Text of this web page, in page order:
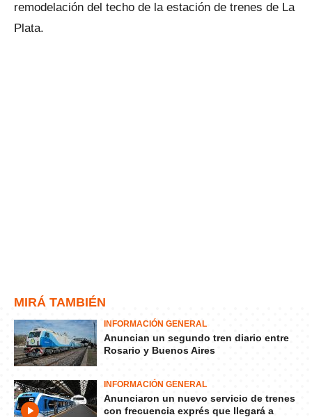
remodelación del techo de la estación de trenes de La
Plata.
MIRÁ TAMBIÉN
INFORMACIÓN GENERAL
Anuncian un segundo tren diario entre
Rosario y Buenos Aires
INFORMACIÓN GENERAL
Anunciaron un nuevo servicio de trenes
con frecuencia exprés que llegará a